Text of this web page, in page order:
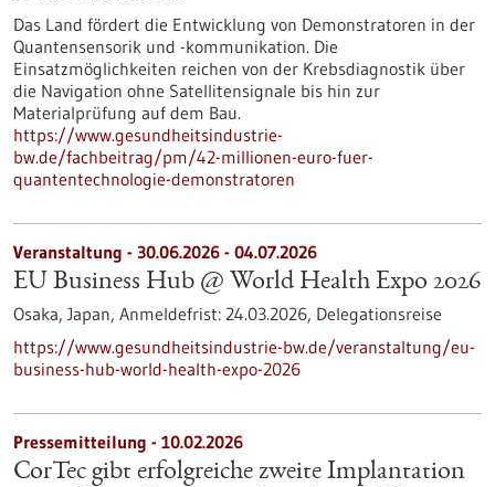
Das Land fördert die Entwicklung von Demonstratoren in der
Quantensensorik und -kommunikation. Die
Einsatzmöglichkeiten reichen von der Krebsdiagnostik über
die Navigation ohne Satellitensignale bis hin zur
Materialprüfung auf dem Bau.
https://www.gesundheitsindustrie-
bw.de/fachbeitrag/pm/42-millionen-euro-fuer-
quantentechnologie-demonstratoren
Veranstaltung - 30.06.2026 - 04.07.2026
EU Business Hub @ World Health Expo 2026
Osaka, Japan, Anmeldefrist: 24.03.2026, Delegationsreise
https://www.gesundheitsindustrie-bw.de/veranstaltung/eu-
business-hub-world-health-expo-2026
Pressemitteilung - 10.02.2026
CorTec gibt erfolgreiche zweite Implantation